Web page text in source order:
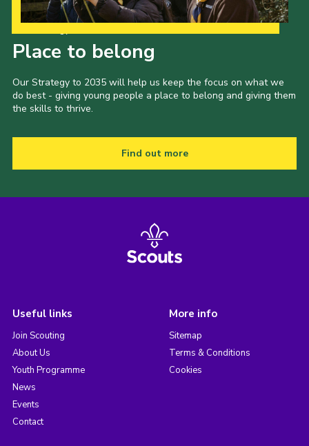
Place to belong
Our Strategy to 2035 will help us keep the focus on what we
do best - giving young people a place to belong and giving them
the skills to thrive.
Find out more
Useful links
Join Scouting
About Us
Youth Programme
News
Events
Contact
More info
Sitemap
Terms & Conditions
Cookies